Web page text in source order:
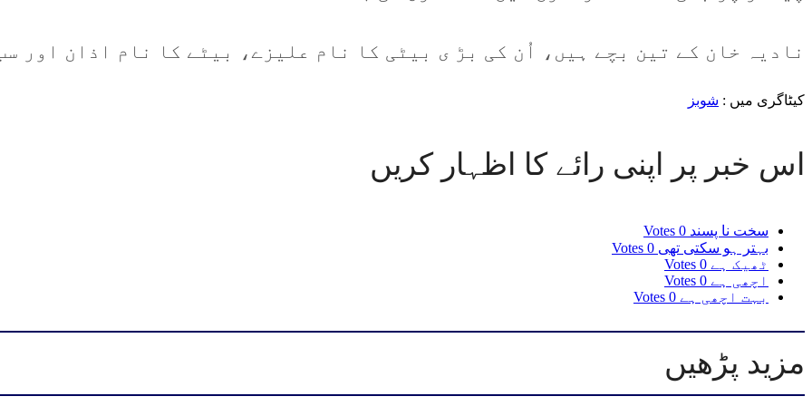
نادیہ خان کے تین بچے ہیں، اُن کی بڑ ی بیٹی کا نام علیزے، بیٹے کا نام اذان اور
کیٹاگری میں : شوبز
اس خبر پر اپنی رائے کا اظہار کریں
سخت نا پسند 0 Votes
بہتر ہو سکتی تھی 0 Votes
ٹھیک ہے 0 Votes
اچھی ہے 0 Votes
بہت اچھی ہے 0 Votes
مزید پڑھیں